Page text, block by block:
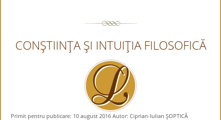
CONŞTIINŢA ŞI INTUIŢIA FILOSOFICĂ
Primit pentru publicare: 10 august 2016 Autor: Ciprian-Iulian ŞOPTICĂ